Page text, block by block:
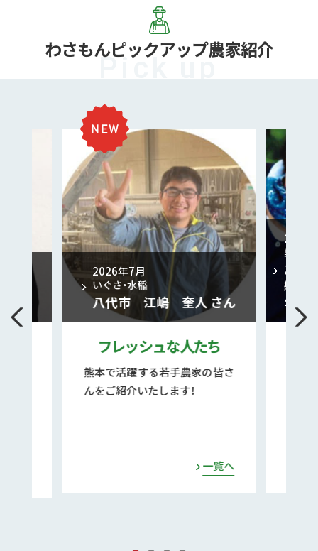
わさもんピックアップ農家紹介
2026年7月
いぐさ・水稲
八代市 江嶋 奎人 さん
フレッシュな人たち
熊本で活躍する若手農家の皆さ
んをご紹介いたします！
一覧へ
2026年2月
夏菊、秋菊、年
あさぎり
経営に生